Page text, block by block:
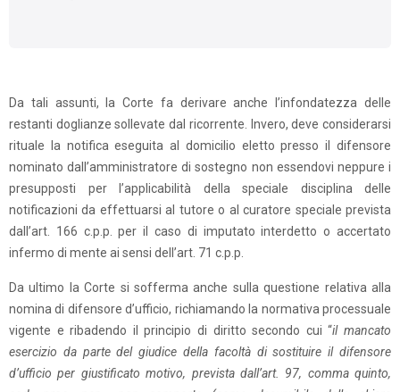
Da tali assunti, la Corte fa derivare anche l’infondatezza delle
restanti doglianze sollevate dal ricorrente. Invero, deve considerarsi
rituale la notifica eseguita al domicilio eletto presso il difensore
nominato dall’amministratore di sostegno non essendovi neppure i
presupposti per l’applicabilità della speciale disciplina delle
notificazioni da effettuarsi al tutore o al curatore speciale prevista
dall’art. 166 c.p.p. per il caso di imputato interdetto o accertato
infermo di mente ai sensi dell’art. 71 c.p.p.
Da ultimo la Corte si sofferma anche sulla questione relativa alla
nomina di difensore d’ufficio, richiamando la normativa processuale
vigente e ribadendo il principio di diritto secondo cui “il mancato
esercizio da parte del giudice della facoltà di sostituire il difensore
d’ufficio per giustificato motivo, prevista dall’art. 97, comma quinto,